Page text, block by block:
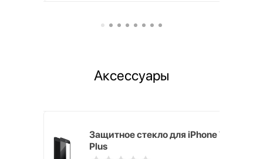
Аксессуары
Защитное стекло для iPhone 7
Plus